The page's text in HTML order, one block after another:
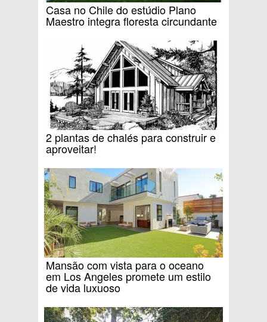
Casa no Chile do estúdio Plano
Maestro integra floresta circundante
2 plantas de chalés para construir e
aproveitar!
Mansão com vista para o oceano
em Los Angeles promete um estilo
de vida luxuoso